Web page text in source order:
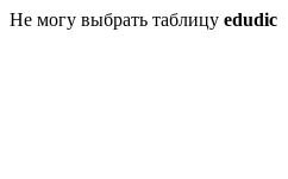
Не могу выбрать таблицу edudic